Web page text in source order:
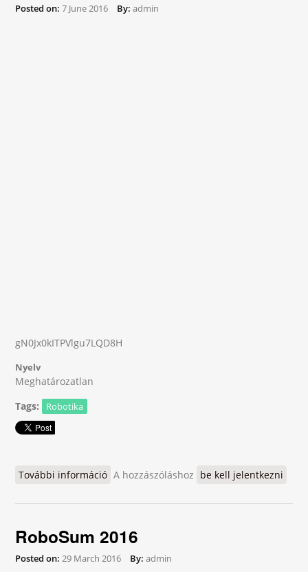
Posted on: 7 June 2016 By: admin
gN0Jx0kITPVlgu7LQD8H
Nyelv
Meghatározatlan
Tags:
Robotika
További információ RBA - Robotický Battle na Alejovej
A hozzászóláshoz be kell jelentkezni
RoboSum 2016
Posted on: 29 March 2016 By: admin